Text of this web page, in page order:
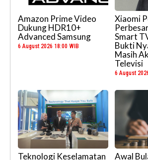
Amazon Prime Video
Dukung HDR10+
Advanced Samsung
6 August 2026 18:00 WIB
Xiaomi
Smart
Bukti
Masih
Televisi
6 August
Teknologi Keselamatan
Awal